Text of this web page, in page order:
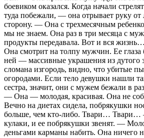
боевиком оказался. Когда начали
туда побежали, — она отрывает руку
сторону. — Она с трехмесячным
мы не знаем. Она раз в три месяца с
продукты передавала. Вот и вся жизнь…
Она смотрит на толпу мужчин. Ее
ней — массивные украшения из дутого
сломана изгородь, видно, что убитые
огородами. Если тело девушки нашли
сестра, значит, они с мужем бежали в
— Она — молодая, красивая. Она не
Вечно на диетах сидела, побрякушки
больше, чем кто-либо. Твари…
кулаки, и ее побрякушки звенят. —
деньгами карманы набить. Она ничего